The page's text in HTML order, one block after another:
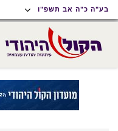
תפריט
נגישות
תפריט
ראשי
תוכן
ראשי
בע"ה כ"ה אב תשפ"ו